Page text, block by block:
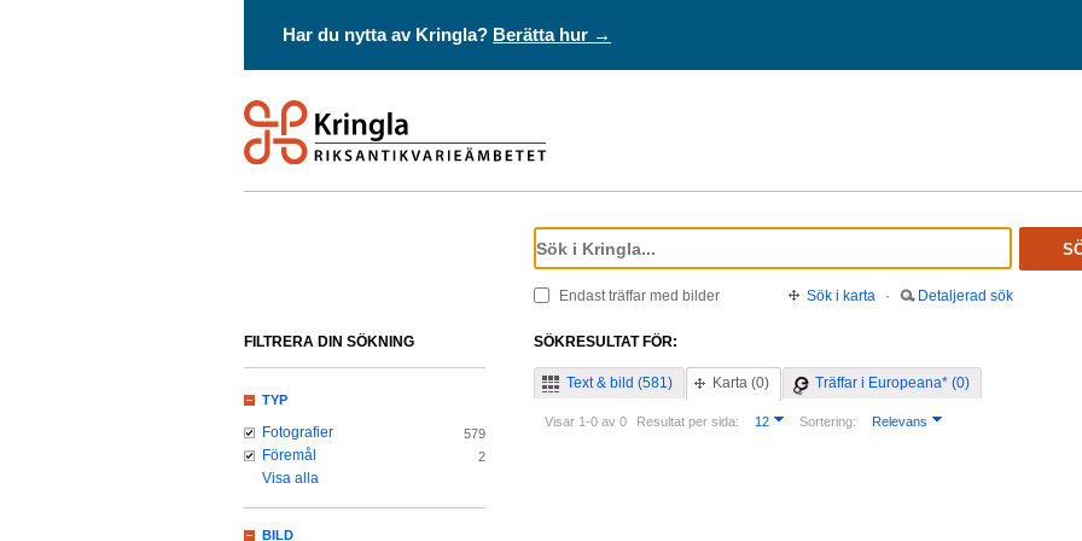
Har du nytta av Kringla? Berätta hur →
Endast träffar med bilder Sök i karta · Detaljerad sök
SÖKRESULTAT FÖR:
Text & bild (581) Karta (0) Träffar i Europeana* (0)
Visar 1-0 av 0 Resultat per sida: 12 Sortering: Relevans
FILTRERA DIN SÖKNING
TYP
Fotografier 579
Föremål 2
Visa alla
BILD